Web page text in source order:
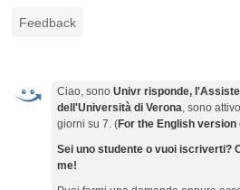
Feedback
Ciao, sonoUnivr risponde,
dell'Università di Verona, sono
giorni su 7. (For the English
Sei uno studente o vuoi iscriverti?
me!